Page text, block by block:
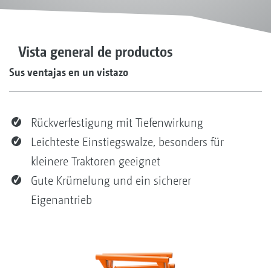
Vista general de productos
Sus ventajas en un vistazo
Rückverfestigung mit Tiefenwirkung
Leichteste Einstiegswalze, besonders für
kleinere Traktoren geeignet
Gute Krümelung und ein sicherer
Eigenantrieb